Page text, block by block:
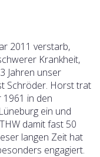
2011 verstarb,
Krankheit,
Jahren unser
Schröder. Horst trat
1961 in den
ein und
damit fast 50
langen Zeit hat
engagiert.